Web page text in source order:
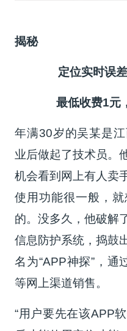
揭秘
定位实时误
最低收费1元
年满30岁的吴某是
业后做起了技术员。
机会看到网上有人卖
使用功能很一般，
的。没多久，他破解
信息防护系统，捣鼓
名为“APP神探”，通
等网上渠道销售。
“用户要先在该APP